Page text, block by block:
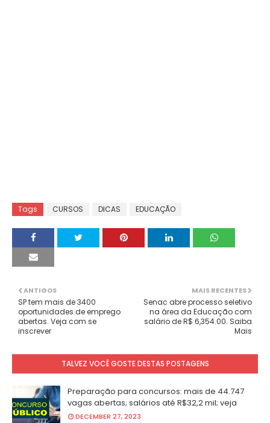
Tags CURSOS DICAS EDUCAÇÃO
MAIS RECENTES
Senac abre processo seletivo
na área da Educação com
salário de R$ 6,354.00. Saiba
Mais
ANTIGOS
SP tem mais de 3400
oportunidades de emprego
abertas. Veja com se
inscrever
TALVEZ VOCÊ GOSTE DESTAS POSTAGENS
Preparação para concursos: mais de 44.747
vagas abertas; salários até R$32,2 mil; veja
DECEMBER 27, 2023